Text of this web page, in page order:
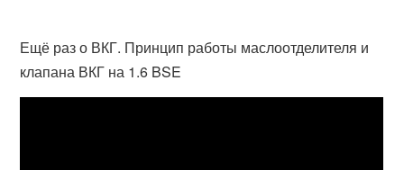
Ещё раз о ВКГ. Принцип работы маслоотделителя и
клапана ВКГ на 1.6 BSE